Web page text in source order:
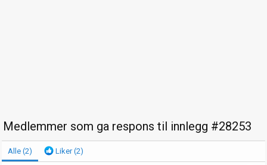
Medlemmer som ga respons til innlegg #28253
Alle (2) Liker(2)